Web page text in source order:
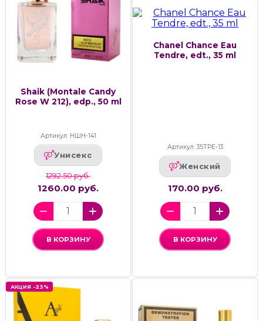
Shaik (Montale Candy
Rose W 212), edp., 50 ml
Артикул: НШН-141
Унисекс
1292.50 руб.
1260.00 руб.
В КОРЗИНУ
Chanel Chance Eau
Tendre, edt., 35 ml
Артикул: 35ТРЕ-13
Женский
170.00 руб.
В КОРЗИНУ
АКЦИЯ -23%